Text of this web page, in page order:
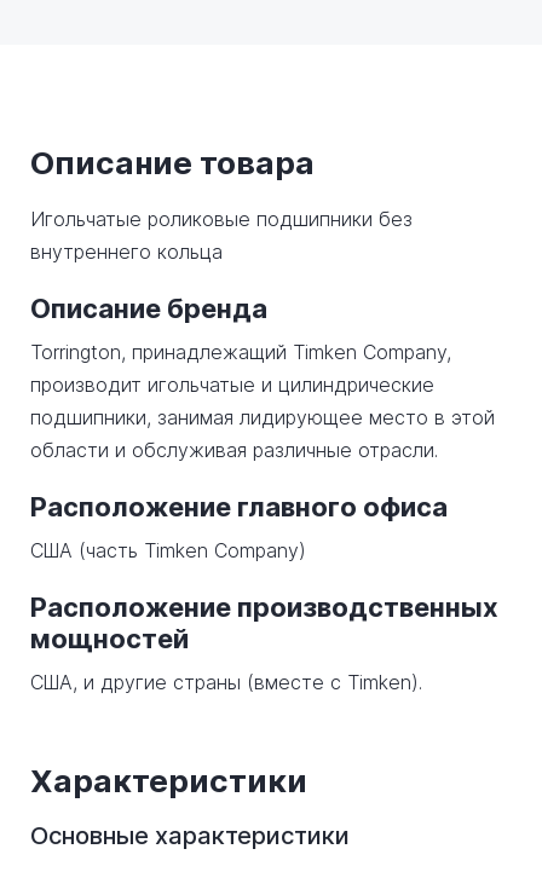
Описание товара
Игольчатые роликовые подшипники без
внутреннего кольца
Описание бренда
Torrington, принадлежащий Timken Company,
производит игольчатые и цилиндрические
подшипники, занимая лидирующее место в этой
области и обслуживая различные отрасли.
Расположение главного офиса
США (часть Timken Company)
Расположение производственных
мощностей
США, и другие страны (вместе с Timken).
Характеристики
Основные характеристики